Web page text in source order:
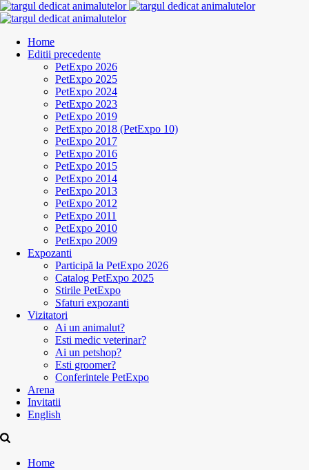
Home
Editii precedente
PetExpo 2026
PetExpo 2025
PetExpo 2024
PetExpo 2023
PetExpo 2019
PetExpo 2018 (PetExpo 10)
PetExpo 2017
PetExpo 2016
PetExpo 2015
PetExpo 2014
PetExpo 2013
PetExpo 2012
PetExpo 2011
PetExpo 2010
PetExpo 2009
Expozanti
Participă la PetExpo 2026
Catalog PetExpo 2025
Stirile PetExpo
Sfaturi expozanti
Vizitatori
Ai un animalut?
Esti medic veterinar?
Ai un petshop?
Esti groomer?
Conferintele PetExpo
Arena
Invitatii
English
Home